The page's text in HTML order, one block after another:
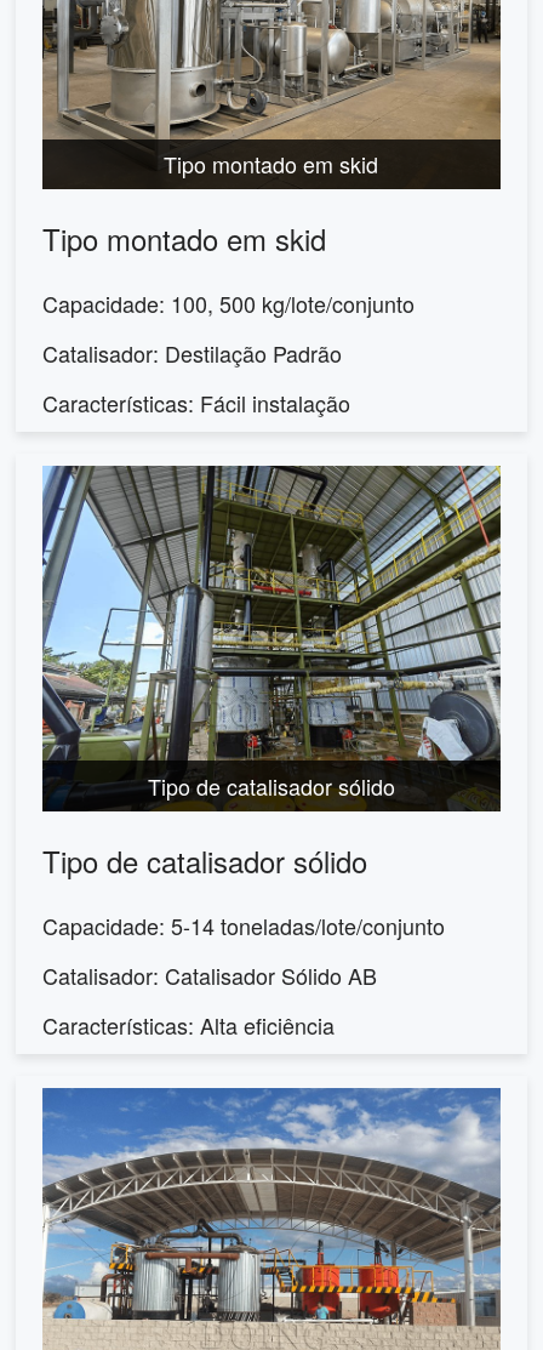
Tipo montado em skid
Tipo montado em skid
Capacidade: 100, 500 kg/lote/conjunto
Catalisador: Destilação Padrão
Características: Fácil instalação
Tipo de catalisador sólido
Tipo de catalisador sólido
Capacidade: 5-14 toneladas/lote/conjunto
Catalisador: Catalisador Sólido AB
Características: Alta eficiência